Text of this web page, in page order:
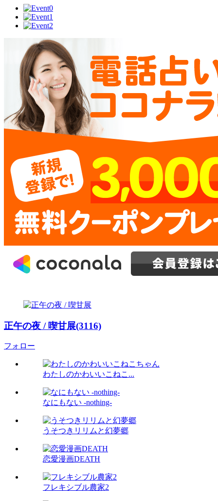
正午の夜 / 喫甘展(3116)
フォロー
わたしのかわいいこねこ...
なにもない -nothing-
うそつきリリムと幻夢郷
恋愛漫画DEATH
フレキシブル農家2